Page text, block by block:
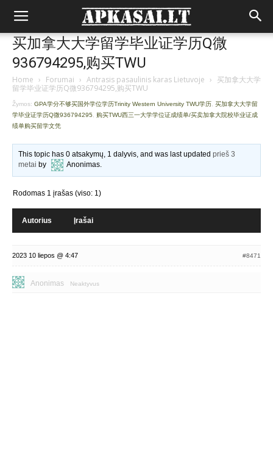
买加拿大大学留学毕业证学历Q微
936794295,购买TWU
Home › Forumai › Antrasis pasaulinis karas Lietuvoje › 买加拿大大学
留学毕业证学历Q微936794295,购买TWU
Žymos: GPA学分不够买国外学位学历Trinity Western University TWU学历 买加拿大大学留
学毕业证学历Q微936794295
购买TWU西三一大学学位证成绩单/买卖加拿大院校毕业证成
绩单购买留学文凭
This topic has 0 atsakymų, 1 dalyvis, and was last updatedprieš 3
metai by Anonimas.
Rodomas 1 įrašas (viso: 1)
Autorius Įrašai
2023 10 liepos @ 4:47 #8471
Anonimas Neaktyvus